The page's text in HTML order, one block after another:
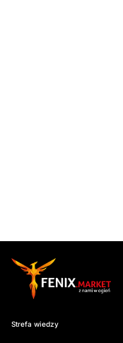
Strefa wiedzy